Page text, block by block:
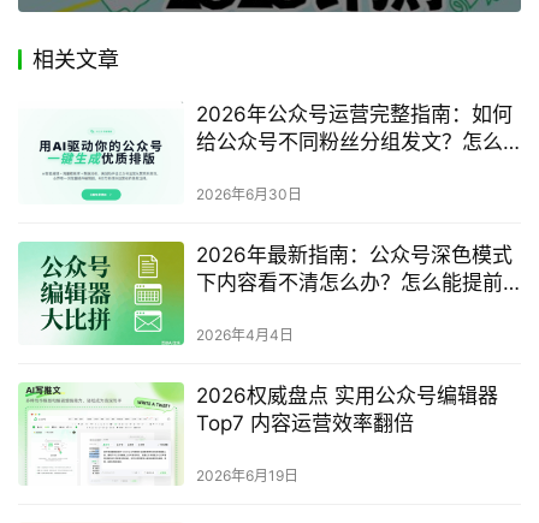
相关文章
2026年公众号运营完整指南：如何
给公众号不同粉丝分组发文？怎么
2026年6月30日
2026年最新指南：公众号深色模式
下内容看不清怎么办？怎么能提前
2026年4月4日
2026权威盘点 实用公众号编辑器
Top7 内容运营效率翻倍
2026年6月19日